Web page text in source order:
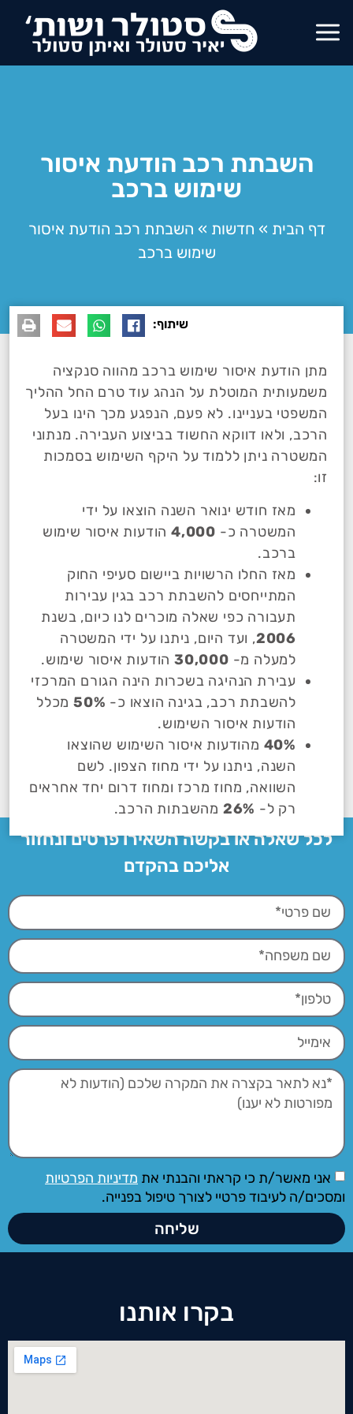
השבתת רכב הודעת איסור
שימוש ברכב
דף הבית » חדשות » השבתת רכב הודעת איסור
שימוש ברכב
שיתוף:
מתן הודעת איסור שימוש ברכב מהווה סנקציה
משמעותית המוטלת על הנהג עוד טרם החל ההליך
המשפטי בעניינו. לא פעם, הנפגע מכך הינו בעל
הרכב, ולאו דווקא החשוד בביצוע העבירה. מנתוני
המשטרה ניתן ללמוד על היקף השימוש בסמכות
זו:
מאז חודש ינואר השנה הוצאו על ידי
המשטרה כ- 4,000 הודעות איסור שימוש
ברכב.
מאז החלו הרשויות ביישום סעיפי החוק
המתייחסים להשבתת רכב בגין עבירות
תעבורה כפי שאלה מוכרים לנו כיום, בשנת
2006, ועד היום, ניתנו על ידי המשטרה
למעלה מ- 30,000 הודעות איסור שימוש.
עבירת הנהיגה בשכרות הינה הגורם המרכזי
להשבתת רכב, בגינה הוצאו כ- 50% מכלל
הודעות איסור השימוש.
40% מהודעות איסור השימוש שהוצאו
השנה, ניתנו על ידי מחוז הצפון. לשם
השוואה, מחוז מרכז ומחוז דרום יחד אחראים
רק ל- 26% מהשבתות הרכב.
לכל שאלה או בקשה השאירו פרטים ונחזור
אליכם בהקדם
אני מאשר/ת כי קראתי והבנתי את מדיניות הפרטיות
ומסכים/ה לעיבוד פרטיי לצורך טיפול בפנייה.
שליחה
בקרו אותנו